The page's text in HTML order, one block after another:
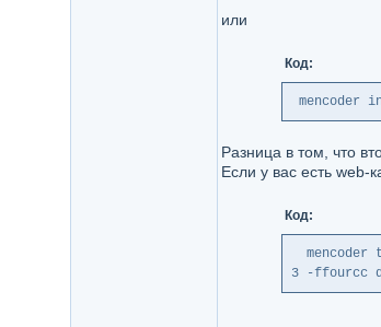
или
Код:
mencoder
Разница в том, что
Если у вас есть web-
Код:
mencoder
3 -ffourcc